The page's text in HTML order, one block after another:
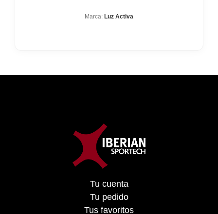
Marca: Luz Activa
Tu cuenta
Tu pedido
Tus favoritos